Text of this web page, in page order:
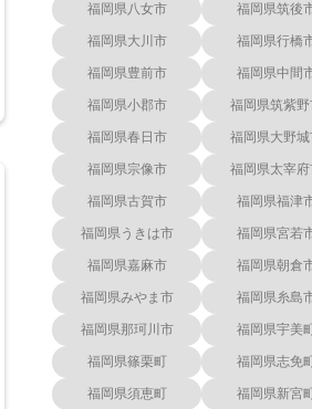
福岡県八女市 福岡県筑後
福岡県大川市 福岡県行橋
福岡県豊前市 福岡県中間
福岡県小郡市 福岡県筑紫野
福岡県春日市 福岡県大野城
福岡県宗像市 福岡県太宰府
福岡県古賀市 福岡県福津
福岡県うきは市 福岡県宮若
福岡県嘉麻市 福岡県朝倉
福岡県みやま市 福岡県糸島
福岡県那珂川市 福岡県宇美
福岡県篠栗町 福岡県志免
福岡県須恵町 福岡県新宮